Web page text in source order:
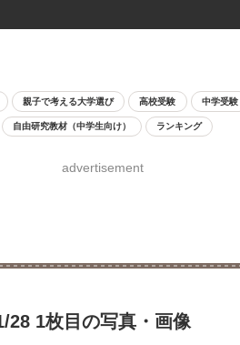
親子で考える大学選び 高校受験 中学受験
自由研究教材（中学生向け） ランキング
advertisement
28 1枚目の写真・画像